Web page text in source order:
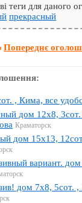
теги для даного
прекрасный
Попереднє
, Кима, все
дом 12х8,
Краматорск
дом 15х13,
вариант.
дом 7х8, 5сот. ,